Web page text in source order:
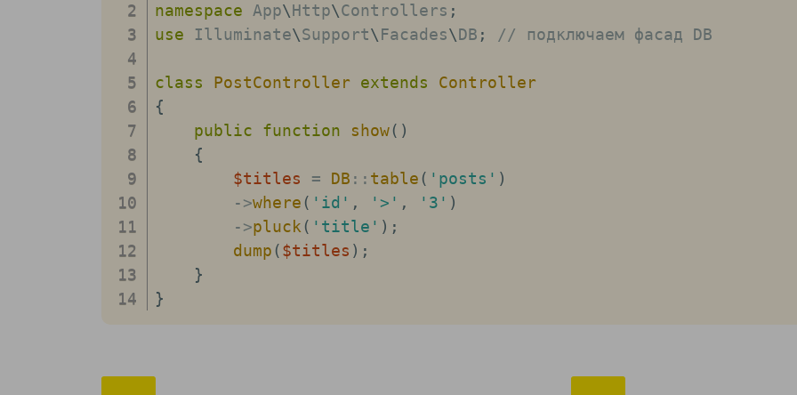
namespace
App\Http\Controllers ;
use
Illuminate\Support\ Facades\DB ; // подключаем фасад DB
class PostController extends
Controller
{
public
function show( )
{
$titles
= DB :: table( 'posts' )
->where( 'id' , '>' , '3' )
->pluck( 'title' ) ;
dump($titles ) ;
}
}